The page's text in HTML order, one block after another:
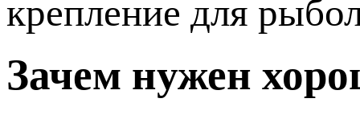
крепление для
Зачем нужен